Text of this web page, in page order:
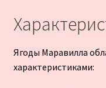
Ягоды Маравилла
характеристиками: